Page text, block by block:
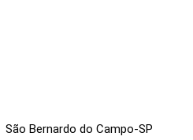
São Bernardo do Campo-SP